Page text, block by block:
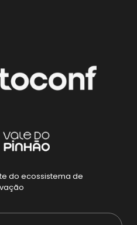
do ecossistema de